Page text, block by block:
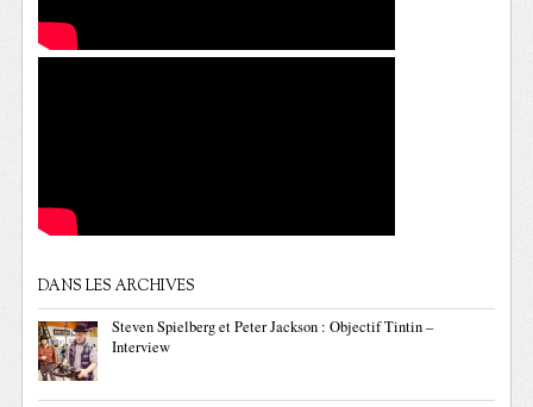
DANS LES ARCHIVES
Steven Spielberg et Peter Jackson : Objectif Tintin –
Interview